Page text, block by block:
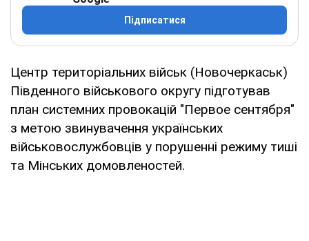
Підписатися
Центр територіальних військ (Новочеркаськ)
Південного військового округу підготував
план системних провокацій "Первое сентября"
з метою звинувачення українських
військовослужбовців у порушенні режиму тиші
та Мінських домовленостей.